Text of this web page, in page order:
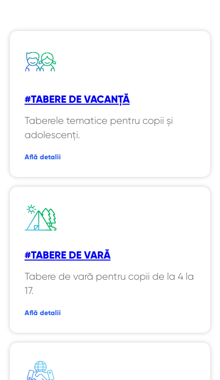
#TABERE DE VACANȚĂ
Taberele tematice pentru copii și
adolescenți.
Află detalii
#TABERE DE VARĂ
Tabere de vară pentru copii de la 4 la
17.
Află detalii